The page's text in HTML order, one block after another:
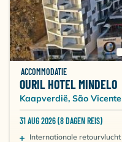
ACCOMMODATIE
OURIL HOTEL MINDELO
Kaapverdië, São Vicente
31 AUG 2026 (8 DAGEN REIS)
Internationale retourvlucht